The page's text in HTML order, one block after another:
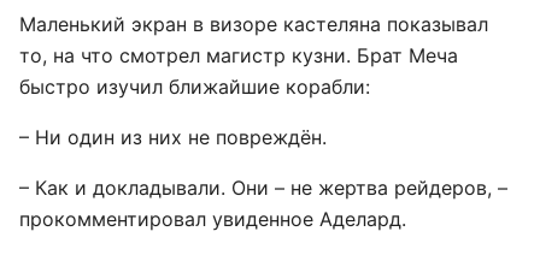
Маленький экран в визоре кастеляна показывал
то, на что смотрел магистр кузни. Брат Меча
быстро изучил ближайшие корабли:
– Ни один из них не повреждён.
– Как и докладывали. Они – не жертва рейдеров, –
прокомментировал увиденное Аделард.